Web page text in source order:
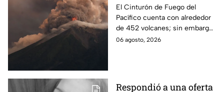
activos del Cinturón de
Fuego
El Cinturón de Fuego del
Pacífico cuenta con alrededor
de 452 volcanes; sin embargo,
solo algunos de ellos presentan
06 agosto, 2026
Respondió a una oferta